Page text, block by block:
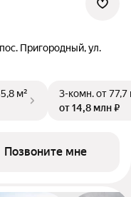
Пригородный, ул.
м²
3-комн.от 77,7
от 14,8 млн ₽
Позвоните мне